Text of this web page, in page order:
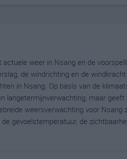
weer in Nsang en de
de windrichting en de
in Nsang. Op basis van de
langetermijnverwachting, maar geeft
weersverwachting voor Nsang
gevoelstemperatuur, de